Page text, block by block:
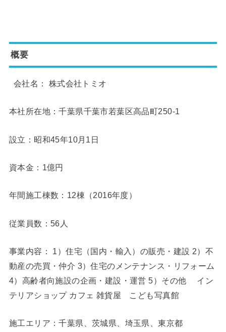
概要
会社名： 株式会社トミオ
本社所在地：千葉県千葉市若葉区高品町250-1
設立：昭和45年10月1日
資本金：1億円
年間施工棟数：12棟（2016年度）
従業員数：56人
事業内容： 1）住宅（国内・輸入）の販売・建設 2）不
動産の売買・仲介 3）住宅のメンテナンス・リフォーム
4）高齢者向施設の企画・建設・運営 5）その他 イン
テリアショップ カフェ 雑貨屋 こども写真館
施工エリア：千葉県、茨城県、埼玉県、東京都